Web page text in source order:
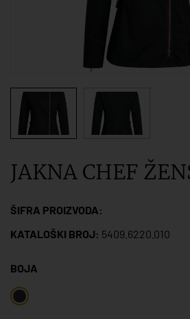
JAKNA CHEF
ŠIFRA PROIZVODA:
KATALOŠKI BROJ: 5409.6220.010
BOJA